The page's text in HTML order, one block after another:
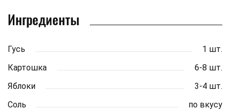
Ингредиенты
Гусь
1 шт.
Картошка
6-8 шт.
Яблоки
3-4 шт.
Соль
по вкусу